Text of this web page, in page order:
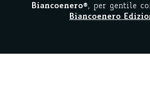
Biancoenero®, per gentile
Biancoenero